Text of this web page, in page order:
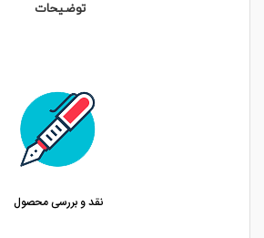
توضیحات
نقد و بررسی محصول